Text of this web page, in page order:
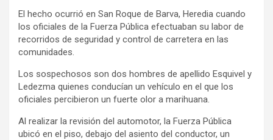
El hecho ocurrió en San Roque de Barva, Heredia cuando
los oficiales de la Fuerza Pública efectuaban su labor de
recorridos de seguridad y control de carretera en las
comunidades.
Los sospechosos son dos hombres de apellido Esquivel y
Ledezma quienes conducían un vehículo en el que los
oficiales percibieron un fuerte olor a marihuana.
Al realizar la revisión del automotor, la Fuerza Pública
ubicó en el piso, debajo del asiento del conductor, un